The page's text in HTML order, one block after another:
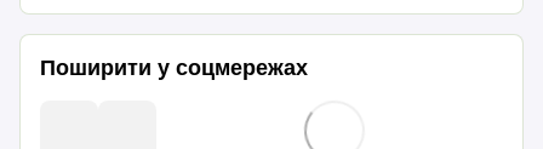
Поширити у соцмережах